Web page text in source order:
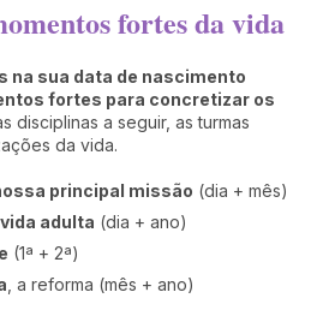
fortes da vida
na sua data de nascimento
fortes para concretizar os
as disciplinas a seguir, as turmas
da vida.
principal missão (dia + mês)
adulta (dia + ano)
(1ª + 2ª)
, a reforma (mês + ano)